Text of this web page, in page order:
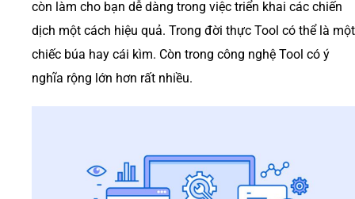
còn làm cho bạn dễ dàng trong việc triển khai các chiến
dịch một cách hiệu quả. Trong đời thực Tool có thể là một
chiếc búa hay cái kìm. Còn trong công nghệ Tool có ý
nghĩa rộng lớn hơn rất nhiều.